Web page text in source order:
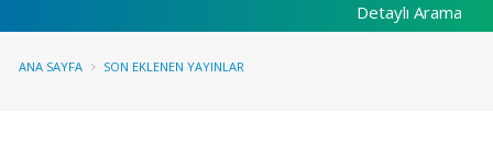
Detaylı Arama
ANA SAYFA SON EKLENEN YAYINLAR